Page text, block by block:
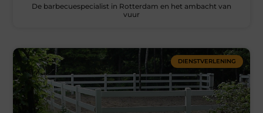
De barbecuespecialist in Rotterdam en het ambacht van
vuur
DIENSTVERLENING